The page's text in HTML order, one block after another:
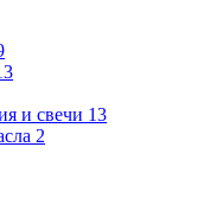
и свечи 13
2